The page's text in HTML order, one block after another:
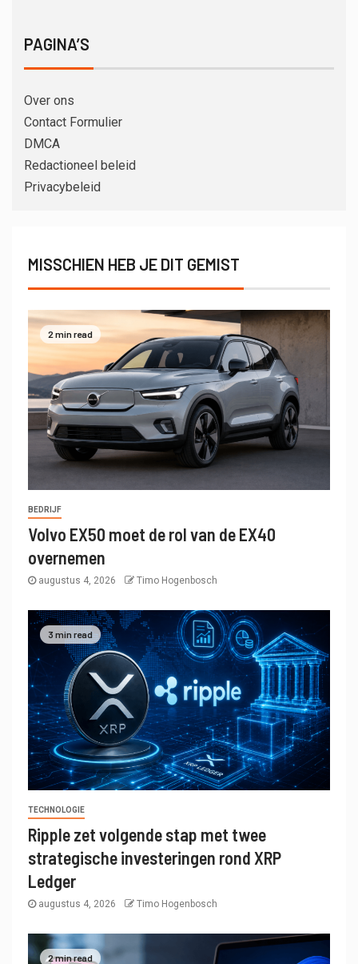
PAGINA’S
Over ons
Contact Formulier
DMCA
Redactioneel beleid
Privacybeleid
MISSCHIEN HEB JE DIT GEMIST
2 min read
BEDRIJF
Volvo EX50 moet de rol van de EX40
overnemen
augustus 4, 2026 Timo Hogenbosch
3 min read
TECHNOLOGIE
Ripple zet volgende stap met twee
strategische investeringen rond XRP
Ledger
augustus 4, 2026 Timo Hogenbosch
2 min read